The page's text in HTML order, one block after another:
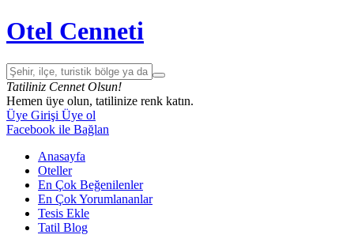
Otel Cenneti
Tatiliniz Cennet Olsun!
Hemen üye olun, tatilinize renk katın.
Üye Girişi Üye ol
Facebook ile Bağlan
Anasayfa
Oteller
En Çok Beğenilenler
En Çok Yorumlananlar
Tesis Ekle
Tatil Blog